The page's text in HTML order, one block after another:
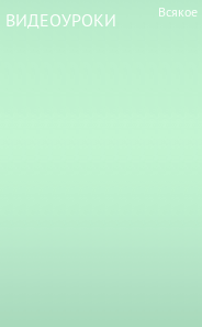
ВИДЕОУРОКИ
Всякое